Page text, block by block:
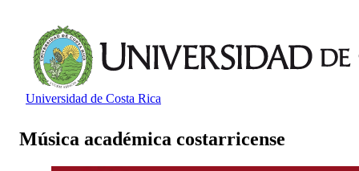
Universidad de Costa Rica
Música académica costarricense